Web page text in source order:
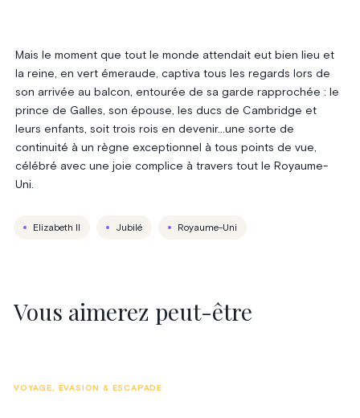
Mais le moment que tout le monde attendait eut bien lieu et
la reine, en vert émeraude, captiva tous les regards lors de
son arrivée au balcon, entourée de sa garde rapprochée : le
prince de Galles, son épouse, les ducs de Cambridge et
leurs enfants, soit trois rois en devenir…une sorte de
continuité à un règne exceptionnel à tous points de vue,
célébré avec une joie complice à travers tout le Royaume-
Uni.
Elizabeth II Jubilé Royaume-Uni
Vous aimerez peut-être
VOYAGE, ÉVASION & ESCAPADE